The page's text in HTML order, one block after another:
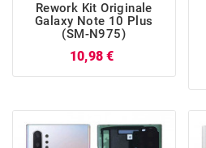
Rework Kit Originale
Galaxy Note 10 Plus
(SM-N975)
10,98 €